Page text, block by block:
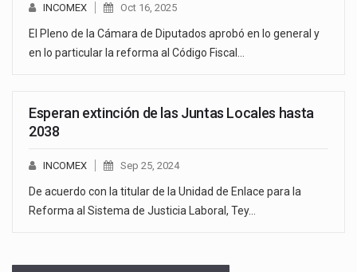
INCOMEX Oct 16, 2025
El Pleno de la Cámara de Diputados aprobó en lo general y
en lo particular la reforma al Código Fiscal…
Esperan extinción de las Juntas Locales hasta
2038
INCOMEX Sep 25, 2024
De acuerdo con la titular de la Unidad de Enlace para la
Reforma al Sistema de Justicia Laboral, Tey…